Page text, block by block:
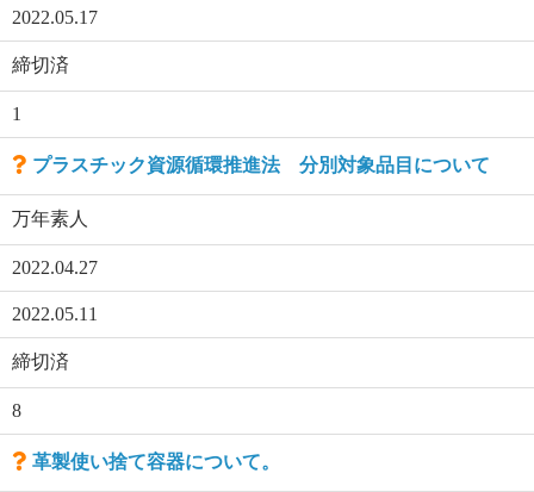
2022.05.17
締切済
1
プラスチック資源循環推進法 分別対象品目について
万年素人
2022.04.27
2022.05.11
締切済
8
革製使い捨て容器について。